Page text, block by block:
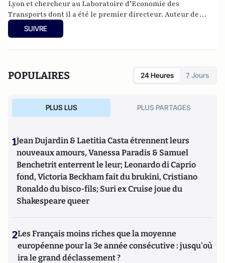
Lyon et chercheur au Laboratoire d’Economie des
Transports dont il a été le premier directeur. Auteur de
nombreuses publications, il a été lauréat du « Jules Dupuit
Award » de la World Conference on Transport Research
SUIVRE
POPULAIRES 24 Heures 7 Jours
PLUS LUS PLUS PARTAGES
1Jean Dujardin & Laetitia Casta étrennent leurs
nouveaux amours, Vanessa Paradis & Samuel
Benchetrit enterrent le leur; Leonardo di Caprio
fond, Victoria Beckham fait du brukini, Cristiano
Ronaldo du bisco-fils; Suri ex Cruise joue du
Shakespeare queer
2Les Français moins riches que la moyenne
européenne pour la 3e année consécutive : jusqu'où
ira le grand déclassement ?